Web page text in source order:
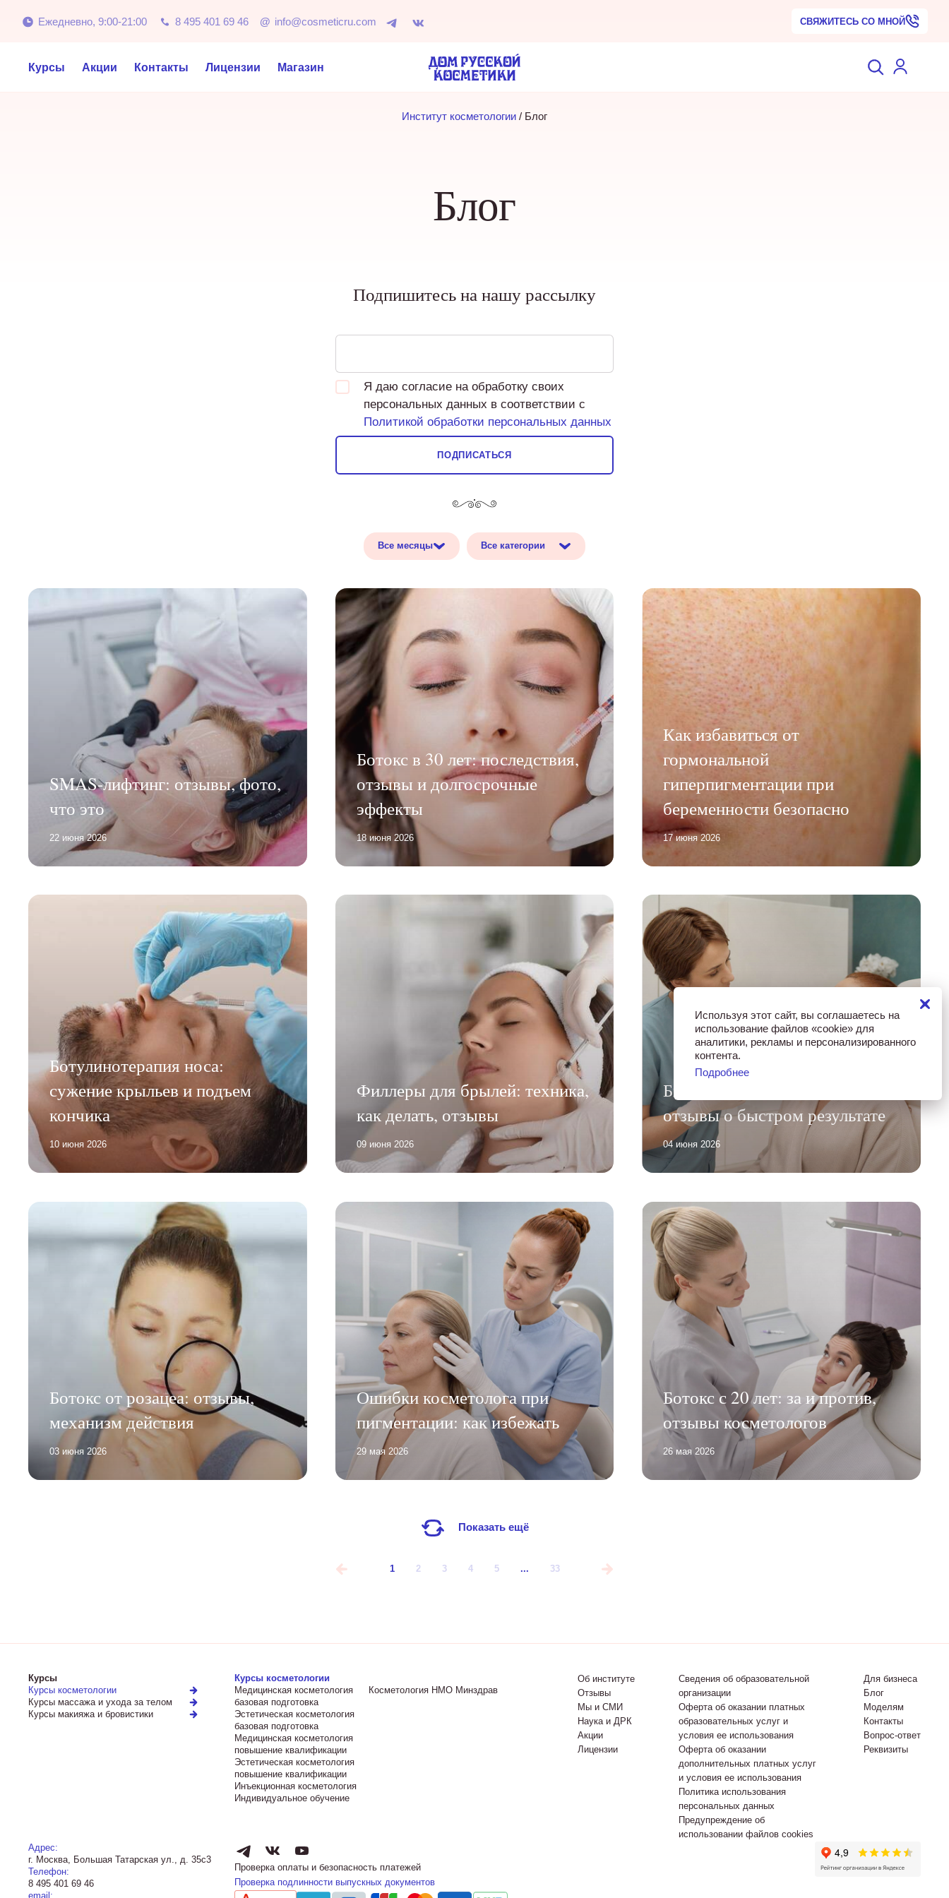
Ежедневно, 9:00-21:00 8 495 401 69 46 @ info@cosmeticru.com СВЯЖИТЕСЬ СО МНОЙ
Курсы Акции Контакты Лицензии Магазин
Институт косметологии / Блог
Блог
Подпишитесь на нашу рассылку
Я даю согласие на обработку своих
персональных данных в соответствии с
Политикой обработки персональных данных
ПОДПИСАТЬСЯ
Все месяцы Все категории
SMAS-лифтинг: отзывы, фото,
что это
22 июня 2026
Ботокс в 30 лет: последствия,
отзывы и долгосрочные
эффекты
18 июня 2026
Как избавиться от
гормональной
гиперпигментации при
беременности безопасно
17 июня 2026
Ботулинотерапия носа:
сужение крыльев и подъем
кончика
10 июня 2026
Филлеры для брылей: техника,
как делать, отзывы
09 июня 2026
Биоревитализация без папул:
отзывы о быстром результате
04 июня 2026
Ботокс от розацеа: отзывы,
механизм действия
03 июня 2026
Ошибки косметолога при
пигментации: как избежать
29 мая 2026
Ботокс с 20 лет: за и против,
отзывы косметологов
26 мая 2026
Показать ещё
1 2 3 4 5 ... 33
Курсы
Курсы косметологии
Курсы массажа и ухода за телом
Курсы макияжа и бровистики
Курсы косметологии
Медицинская косметология
базовая подготовка
Эстетическая косметология
базовая подготовка
Медицинская косметология
повышение квалификации
Эстетическая косметология
повышение квалификации
Инъекционная косметология
Индивидуальное обучение
Косметология НМО Минздрав
Об институте
Отзывы
Мы и СМИ
Наука и ДРК
Акции
Лицензии
Сведения об образовательной
организации
Оферта об оказании платных
образовательных услуг и
условия ее использования
Оферта об оказании
дополнительных платных услуг
и условия ее использования
Политика использования
персональных данных
Предупреждение об
использовании файлов cookies
Для бизнеса
Блог
Моделям
Контакты
Вопрос-ответ
Реквизиты
Адрес:
г. Москва, Большая Татарская ул., д. 35с3
Телефон:
8 495 401 69 46
email:
Проверка оплаты и безопасность платежей
Проверка подлинности выпускных документов
Используя этот сайт, вы соглашаетесь на
использование файлов «cookie» для
аналитики, рекламы и персонализированного
контента.
Подробнее